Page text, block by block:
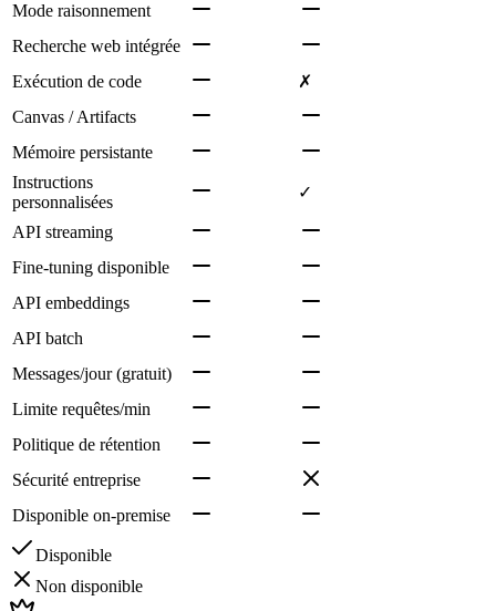
Mode raisonnement
Recherche web intégrée
Exécution de code
✗
Canvas / Artifacts
Mémoire persistante
Instructions
personnalisées
✓
API streaming
Fine-tuning disponible
API embeddings
API batch
Messages/jour (gratuit)
Limite requêtes/min
Politique de rétention
Sécurité entreprise
Disponible on-premise
Disponible
Non disponible